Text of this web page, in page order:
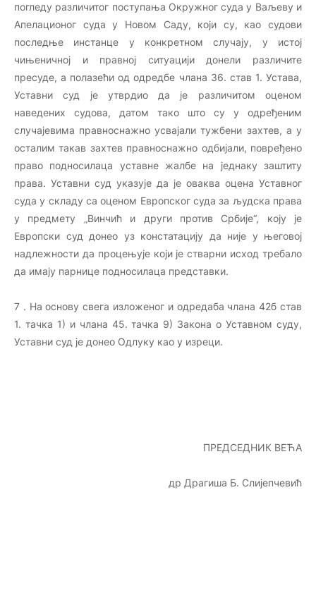
погледу различитог поступања Окружног суда у Ваљеву и
Апелационог суда у Новом Саду, који су, као судови
последње инстанце у конкретном случају, у истој
чињеничној и правној ситуацији донели различите
пресуде, а полазећи од одредбе члана 36. став 1. Устава,
Уставни суд је утврдио да је различитом оценом
наведених судова, датом тако што су у одређеним
случајевима правноснажно усвајали тужбени захтев, а у
осталим такав захтев правноснажно одбијали, повређено
право подносилаца уставне жалбе на једнаку заштиту
права. Уставни суд указује да је оваква оцена Уставног
суда у складу са оценом Европског суда за људска права
у предмету „Винчић и други против Србије“, коју је
Европски суд донео уз констатацију да није у његовој
надлежности да процењује који је стварни исход требало
да имају парнице подносилаца представки.
7 . На основу свега изложеног и одредаба члана 42б став
1. тачка 1) и члана 45. тачка 9) Закона о Уставном суду,
Уставни суд је донео Одлуку као у изреци.
ПРЕДСЕДНИК ВЕЋА
др Драгиша Б. Слијепчевић